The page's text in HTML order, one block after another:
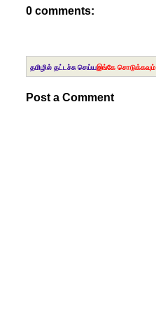
0 comments:
தமிழில் தட்டச்சு செய்யஇங்கே சொடுக்கவும்
Post a Comment